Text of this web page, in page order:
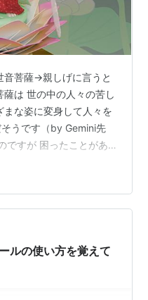
音菩薩→親しげに言うと
薩は 世の中の人々の苦し
な姿に変身して人々を
うです（by Gemini先
ですが 困ったことがあ
ルの使い方を覚えて